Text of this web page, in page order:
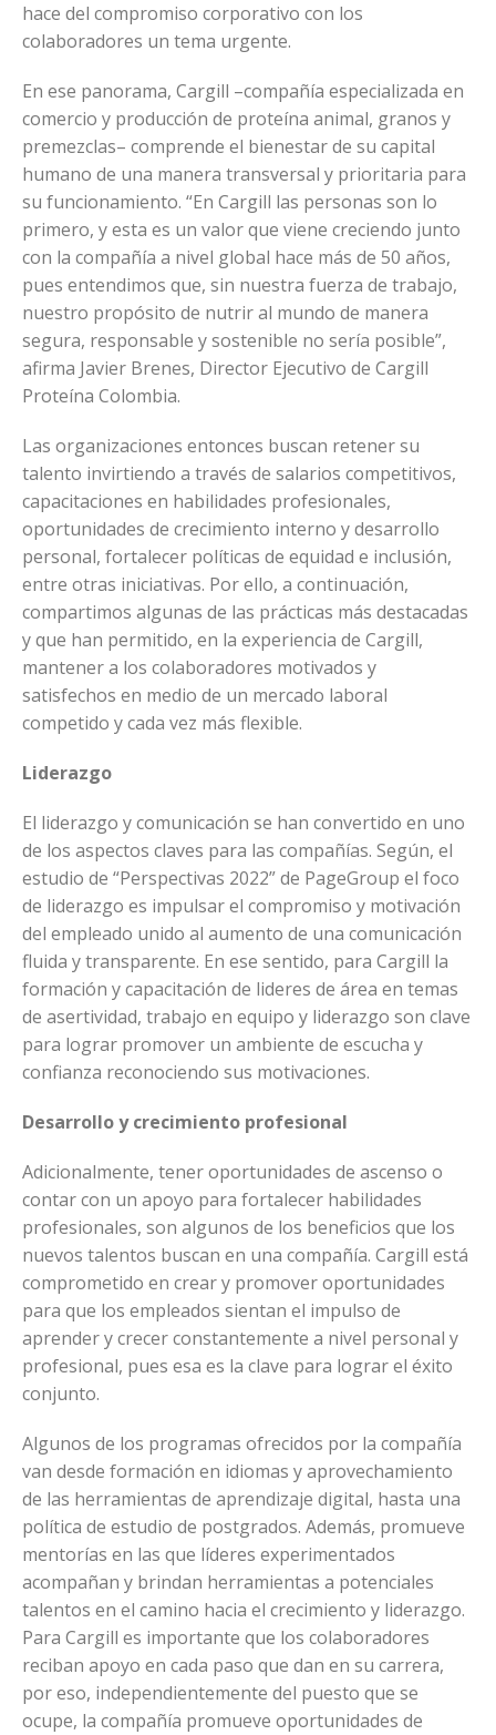
hace del compromiso corporativo con los
colaboradores un tema urgente.
En ese panorama, Cargill –compañía especializada en
comercio y producción de proteína animal, granos y
premezclas– comprende el bienestar de su capital
humano de una manera transversal y prioritaria para
su funcionamiento. “En Cargill las personas son lo
primero, y esta es un valor que viene creciendo junto
con la compañía a nivel global hace más de 50 años,
pues entendimos que, sin nuestra fuerza de trabajo,
nuestro propósito de nutrir al mundo de manera
segura, responsable y sostenible no sería posible”,
afirma Javier Brenes, Director Ejecutivo de Cargill
Proteína Colombia.
Las organizaciones entonces buscan retener su
talento invirtiendo a través de salarios competitivos,
capacitaciones en habilidades profesionales,
oportunidades de crecimiento interno y desarrollo
personal, fortalecer políticas de equidad e inclusión,
entre otras iniciativas. Por ello, a continuación,
compartimos algunas de las prácticas más destacadas
y que han permitido, en la experiencia de Cargill,
mantener a los colaboradores motivados y
satisfechos en medio de un mercado laboral
competido y cada vez más flexible.
Liderazgo
El liderazgo y comunicación se han convertido en uno
de los aspectos claves para las compañías. Según, el
estudio de “Perspectivas 2022” de PageGroup el foco
de liderazgo es impulsar el compromiso y motivación
del empleado unido al aumento de una comunicación
fluida y transparente. En ese sentido, para Cargill la
formación y capacitación de lideres de área en temas
de asertividad, trabajo en equipo y liderazgo son clave
para lograr promover un ambiente de escucha y
confianza reconociendo sus motivaciones.
Desarrollo y crecimiento profesional
Adicionalmente, tener oportunidades de ascenso o
contar con un apoyo para fortalecer habilidades
profesionales, son algunos de los beneficios que los
nuevos talentos buscan en una compañía. Cargill está
comprometido en crear y promover oportunidades
para que los empleados sientan el impulso de
aprender y crecer constantemente a nivel personal y
profesional, pues esa es la clave para lograr el éxito
conjunto.
Algunos de los programas ofrecidos por la compañía
van desde formación en idiomas y aprovechamiento
de las herramientas de aprendizaje digital, hasta una
política de estudio de postgrados. Además, promueve
mentorías en las que líderes experimentados
acompañan y brindan herramientas a potenciales
talentos en el camino hacia el crecimiento y liderazgo.
Para Cargill es importante que los colaboradores
reciban apoyo en cada paso que dan en su carrera,
por eso, independientemente del puesto que se
ocupe, la compañía promueve oportunidades de